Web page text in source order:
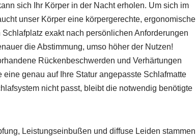
sich Ihr Körper in der Nacht erholen. Um sich im
unser Körper eine körpergerechte, ergonomische
exakt nach persönlichen Anforderungen
die Abstimmung, umso höher der Nutzen!
Rückenbeschwerden und Verhärtungen
genau auf Ihre Statur angepasste Schlafmatte
nicht passt, bleibt die notwendig benötigte
Leistungseinbußen und diffuse Leiden stammen